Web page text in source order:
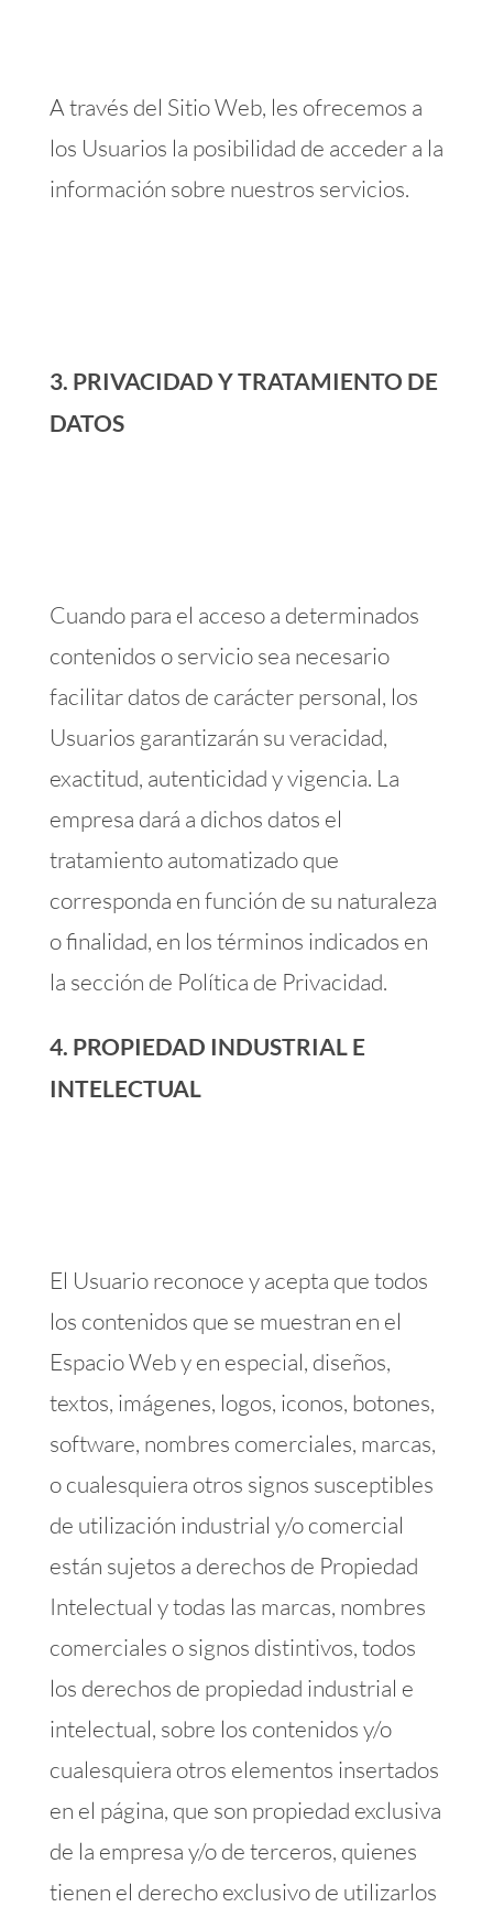
A través del Sitio Web, les ofrecemos a
los Usuarios la posibilidad de acceder a la
información sobre nuestros servicios.
3. PRIVACIDAD Y TRATAMIENTO DE
DATOS
Cuando para el acceso a determinados
contenidos o servicio sea necesario
facilitar datos de carácter personal, los
Usuarios garantizarán su veracidad,
exactitud, autenticidad y vigencia. La
empresa dará a dichos datos el
tratamiento automatizado que
corresponda en función de su naturaleza
o finalidad, en los términos indicados en
la sección de Política de Privacidad.
4. PROPIEDAD INDUSTRIAL E
INTELECTUAL
El Usuario reconoce y acepta que todos
los contenidos que se muestran en el
Espacio Web y en especial, diseños,
textos, imágenes, logos, iconos, botones,
software, nombres comerciales, marcas,
o cualesquiera otros signos susceptibles
de utilización industrial y/o comercial
están sujetos a derechos de Propiedad
Intelectual y todas las marcas, nombres
comerciales o signos distintivos, todos
los derechos de propiedad industrial e
intelectual, sobre los contenidos y/o
cualesquiera otros elementos insertados
en el página, que son propiedad exclusiva
de la empresa y/o de terceros, quienes
tienen el derecho exclusivo de utilizarlos